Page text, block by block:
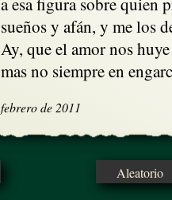
sueños y afán, y me los
Ay, que el amor nos
mas no siempre en
febrero de 2011
Aleatorio